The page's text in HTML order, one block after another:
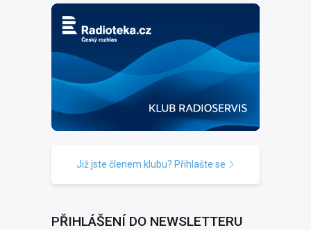
Již jste členem klubu? Přihlašte se
PŘIHLÁŠENÍ DO NEWSLETTERU